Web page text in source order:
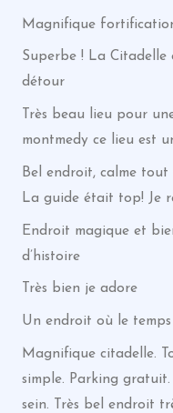
Magnifique
Superbe ! La
détour
Très beau lieu pour
montmedy ce lieu est
Bel endroit, calme tout
La guide était top! Je
Endroit magique et
d’histoire
Très bien je adore
Un endroit où le
Magnifique citadelle.
simple. Parking gratuit.
sein. Très bel endroit